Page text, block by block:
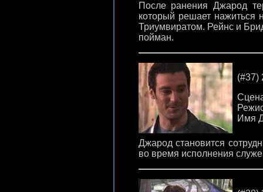
После ранения Джарод
который решает нажиться
Триумвиратом. Рейнс и
пойман.
(#37)
Имя
Джарод становится
во время исполнения